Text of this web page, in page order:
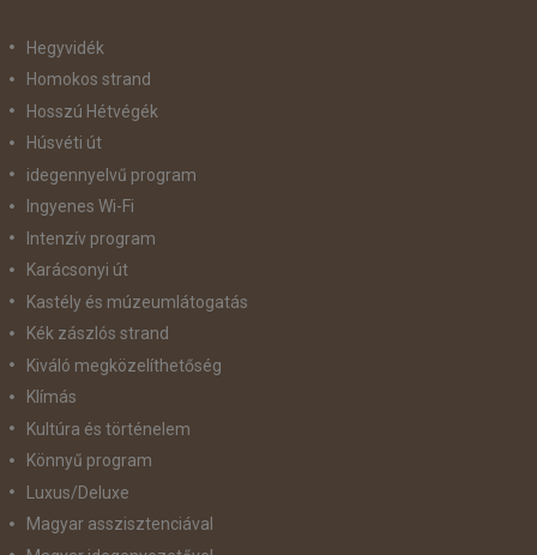
Hegyvidék
Homokos strand
Hosszú Hétvégék
Húsvéti út
idegennyelvű program
Ingyenes Wi-Fi
Intenzív program
Karácsonyi út
Kastély és múzeumlátogatás
Kék zászlós strand
Kiváló megközelíthetőség
Klímás
Kultúra és történelem
Könnyű program
Luxus/Deluxe
Magyar asszisztenciával